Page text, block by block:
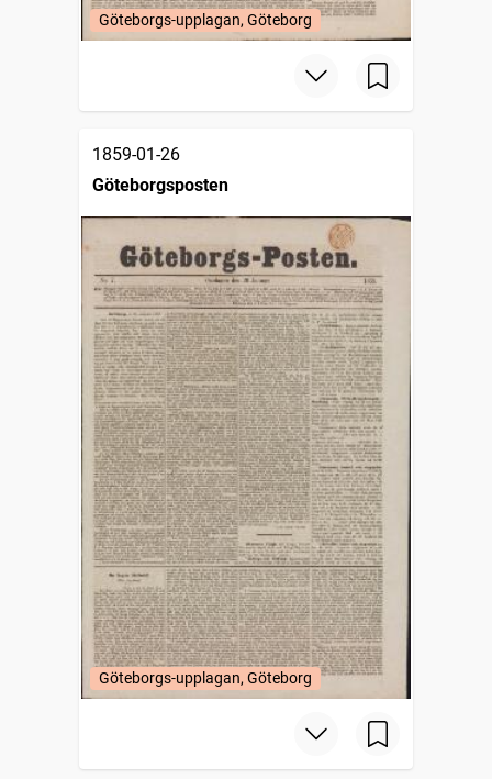
Göteborgs-upplagan, Göteborg
1859-01-26
Göteborgsposten
Göteborgs-upplagan, Göteborg